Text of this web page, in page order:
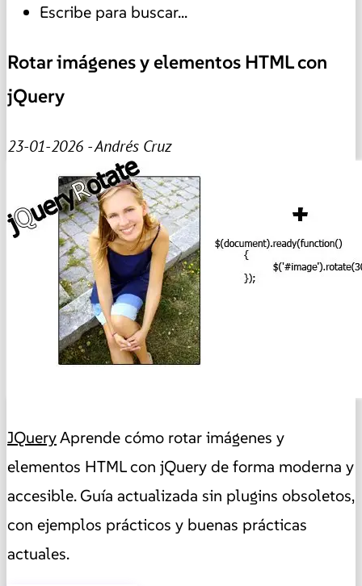
Escribe para buscar...
Rotar imágenes y elementos HTML con
jQuery
23-01-2026 - Andrés Cruz
JQueryAprende cómo rotar imágenes y
elementos HTML con jQuery de forma moderna y
accesible. Guía actualizada sin plugins obsoletos,
con ejemplos prácticos y buenas prácticas
actuales.